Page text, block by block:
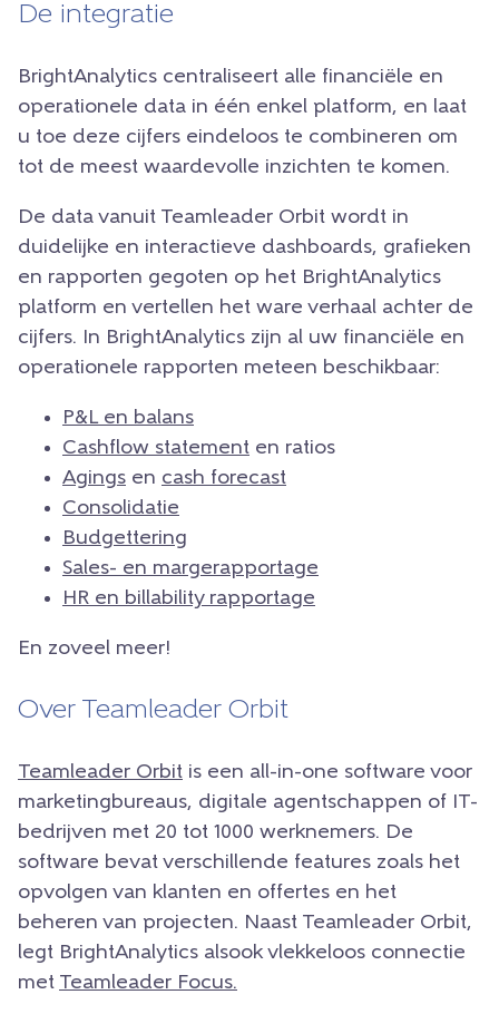
De integratie
BrightAnalytics centraliseert alle financiële en
operationele data in één enkel platform, en laat
u toe deze cijfers eindeloos te combineren om
tot de meest waardevolle inzichten te komen.
De data vanuit Teamleader Orbit wordt in
duidelijke en interactieve dashboards, grafieken
en rapporten gegoten op het BrightAnalytics
platform en vertellen het ware verhaal achter de
cijfers. In BrightAnalytics zijn al uw financiële en
operationele rapporten meteen beschikbaar:
P&L en balans
Cashflow statement en ratios
Agings en cash forecast
Consolidatie
Budgettering
Sales- en margerapportage
HR en billability rapportage
En zoveel meer!
Over Teamleader Orbit
Teamleader Orbit is een all-in-one software voor
marketingbureaus, digitale agentschappen of IT-
bedrijven met 20 tot 1000 werknemers. De
software bevat verschillende features zoals het
opvolgen van klanten en offertes en het
beheren van projecten. Naast Teamleader Orbit,
legt BrightAnalytics alsook vlekkeloos connectie
met Teamleader Focus.